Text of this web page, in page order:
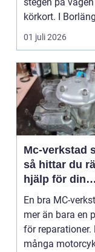
körkort. I
finns flera al...
01 juli 2026
Mc-verkstad
så hittar du
hjälp för din
motorcykel
En bra MC-
mer än bara en
för reparationer.
många